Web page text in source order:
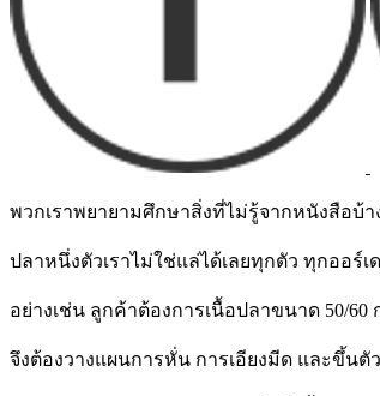
พวกเราพยายามศึกษาสิ่งที่ไม่รู้จากหนังสือบ้
ปลาหนึ่งตัวเราไม่ใช่แล่ได้เลยทุกตัว ทุกออร์
อย่างเช่น ลูกค้าต้องการเนื้อปลาขนาด 50/
จึงต้องวางแผนการหั่น การเอียงมีด และขึ้น